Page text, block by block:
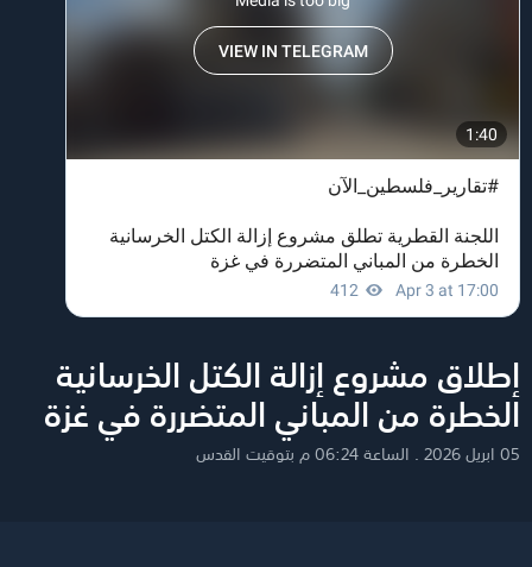
إطلاق مشروع إزالة الكتل الخرسانية
الخطرة من المباني المتضررة في غزة
05 ابريل 2026 . الساعة 06:24 م بتوقيت القدس